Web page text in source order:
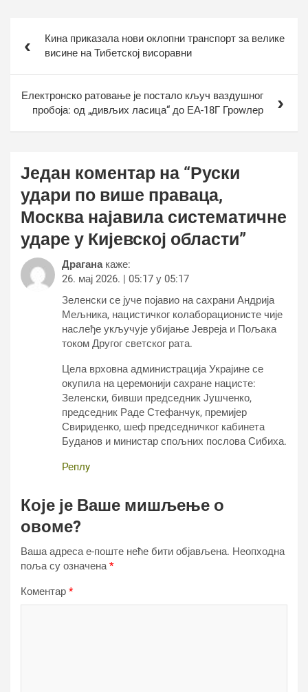
чланкаКина приказала нови оклопни транспорт за велике
висине на Тибетској висоравни
Електронско ратовање је постало кључ ваздушног
пробоја: од „дивљих ласица“ до ЕА-18Г Гроwлер
Један коментар на “Руски
удари по више праваца,
Москва најавила систематичне
ударе у Кијевској области”
Драгана каже:
26. мај 2026. | 05:17 у 05:17
Зеленски се јуче појавио на сахрани Андрија
Мељника, нацистичког колаборационисте чије
наслеђе укључује убијање Јевреја и Пољака
током Другог светског рата.
Цела врховна администрација Украјине се
окупила на церемонији сахране нацисте:
Зеленски, бивши председник Јушченко,
председник Раде Стефанчук, премијер
Свириденко, шеф председничког кабинета
Буданов и министар спољних послова Сибиха.
Реплy
Које је Ваше мишљење о
овоме?
Ваша адреса е-поште неће бити објављена. Неопходна
поља су означена*
Коментар *